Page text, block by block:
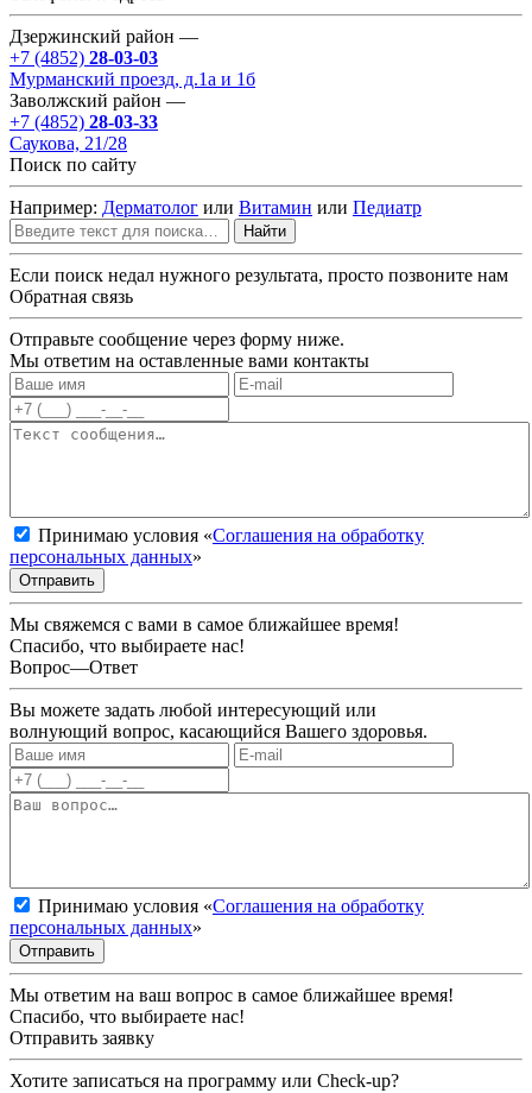
Дзержинский район —
+7 (4852) 28-03-03
Мурманский проезд, д.1а и 1б
Заволжский район —
+7 (4852) 28-03-33
Саукова, 21/28
Поиск по сайту
Например: Дерматолог или Витамин или Педиатр
Найти
Если поиск недал нужного результата, просто позвоните нам
Обратная связь
Отправьте сообщение через форму ниже.
Мы ответим на оставленные вами контакты
Принимаю условия «Соглашения на обработку
персональных данных»
Отправить
Мы свяжемся с вами в самое ближайшее время!
Спасибо, что выбираете нас!
Вопрос—Ответ
Вы можете задать любой интересующий или
волнующий вопрос, касающийся Вашего здоровья.
Принимаю условия «Соглашения на обработку
персональных данных»
Отправить
Мы ответим на ваш вопрос в самое ближайшее время!
Спасибо, что выбираете нас!
Отправить заявку
Хотите записаться на программу или Check-up?